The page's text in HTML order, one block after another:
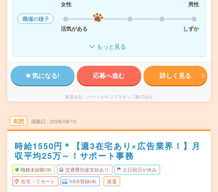
女性
男性
職場の様子
活気がある
しずか
もっと見る
気になる! 応募へ進む 詳しく見る
派遣会社 パーソルテンプスタッフ株式会社
未読 掲載日 2026/08/10
時給1550円＊【週3在宅あり×広告業界！】月
収平均25万～！サポート事務
職種未経験OK 交通費別途支給あり 土日祝日が休み
在宅・リモート WEB登録OK 派遣